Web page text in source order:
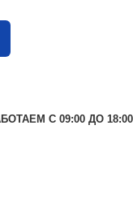
С 09:00 ДО 18:00